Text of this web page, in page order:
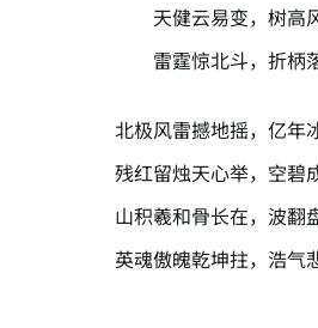
天健云易变，树高
雷霆惊北斗，折柄
北极风雷撼地摇，亿年
残红留烛天心举，空碧
山积羲和骨长在，波翻
英魂傲魄乾坤拄，浩气